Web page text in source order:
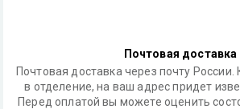
Почтовая доставка
Почтовая доставка через почту России.
в отделение, на ваш адрес придет
Перед оплатой вы можете оценить